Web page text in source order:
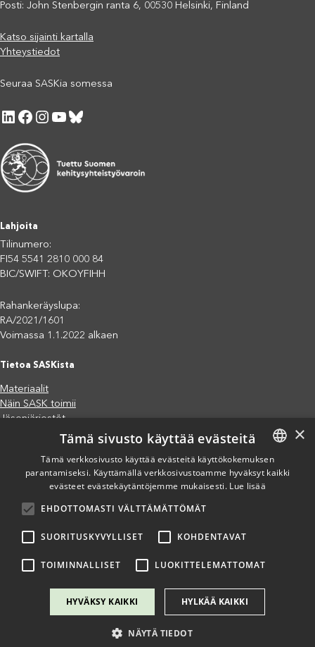
Posti: John Stenbergin ranta 6, 00530 Helsinki, Finland
Katso sijainti kartalla
Yhteystiedot
Seuraa SASKia somessa
LinkedIn Facebook Instagram YouTube Bluesky
Lahjoita
Tilinumero:
FI54 5541 2810 000 84
BIC/SWIFT: OKOYFIHH
Rahankeräyslupa:
RA/2021/1601
Voimassa 1.1.2022 alkaen
Tietoa SASKista
Materiaalit
Näin SASK toimii
Jäsenjärjestöt
Saavutettavuusseloste
Tietosuojaseloste
Eettiset periaatteet (pdf)
Miten voit auttaa?
Lahjoita
Liity kannatusjäseneksi
Copyright @ SASK 2024
FINNISH
×
Tämä sivusto käyttää evästeitä
Tämä verkkosivusto käyttää evästeitä käyttökokemuksen
parantamiseksi. Käyttämällä verkkosivustoamme hyväksyt kaikki
evästeet evästekäytäntöjemme mukaisesti. Lue lisää
EHDOTTOMASTI VÄLTTÄMÄTTÖMÄT
SUORITUSKYVYLLISET KOHDENTAVAT
TOIMINNALLISET LUOKITTELEMATTOMAT
HYVÄKSY KAIKKI HYLKÄÄ KAIKKI
NÄYTÄ TIEDOT